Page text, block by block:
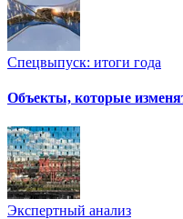
Спецвыпуск: итоги года
Объекты, которые
Экспертный анализ